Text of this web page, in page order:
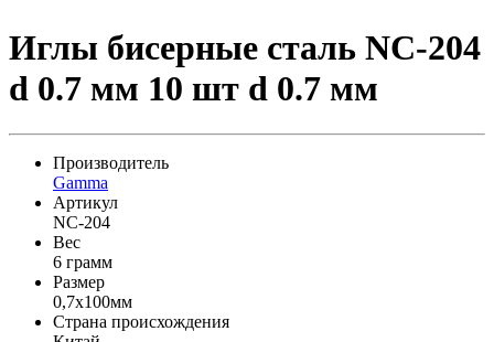
Иглы бисерные сталь NC-204
d 0.7 мм 10 шт d 0.7 мм
Производитель
Gamma
Артикул
NC-204
Вес
6 грамм
Размер
0,7x100мм
Страна происхождения